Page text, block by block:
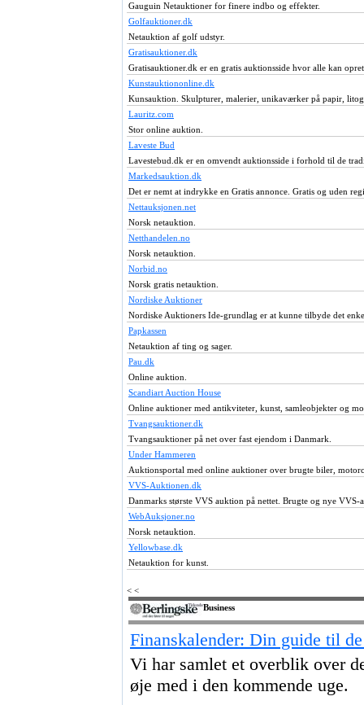
Gauguin Netauktioner for finere indbo og effekter.
Golfauktioner.dk
Netauktion af golf udstyr.
Gratisauktioner.dk
Gratisauktioner.dk er en gratis auktionsside hvor alle kan
Kunstauktiononline.dk
Kunsauktion. Skulpturer, malerier, unikaværker på papir,
Lauritz.com
Stor online auktion.
Laveste Bud
Lavestebud.dk er en omvendt auktionsside i forhold til de
Markedsauktion.dk
Det er nemt at indrykke en Gratis annonce. Gratis og uden
Nettauksjonen.net
Norsk netauktion.
Netthandelen.no
Norsk netauktion.
Norbid.no
Norsk gratis netauktion.
Nordiske Auktioner
Nordiske Auktioners Ide-grundlag er at kunne tilbyde det
Papkassen
Netauktion af ting og sager.
Pau.dk
Online auktion.
Scandiart Auction House
Online auktioner med antikviteter, kunst, samleobjekter og
Tvangsauktioner.dk
Tvangsauktioner på net over fast ejendom i Danmark.
Under Hammeren
Auktionsportal med online auktioner over brugte biler,
VVS-Auktionen.dk
Danmarks største VVS auktion på nettet. Brugte og nye VVS-
WebAuksjoner.no
Norsk netauktion.
Yellowbase.dk
Netauktion for kunst.
< <
Business
Finanskalender: Din guide til
Vi har samlet et overblik over
øje med i den kommende uge.